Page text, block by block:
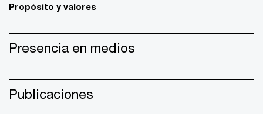
Propósito y valores
Presencia en medios
Publicaciones